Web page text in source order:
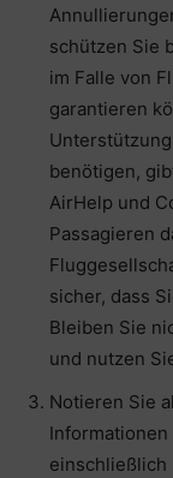
schützen Sie
im Falle von
garantieren
benötigen,
AirHelp und
Passagieren
sicher, dass
Bleiben Sie
und nutzen
Notieren Sie
einschließlich